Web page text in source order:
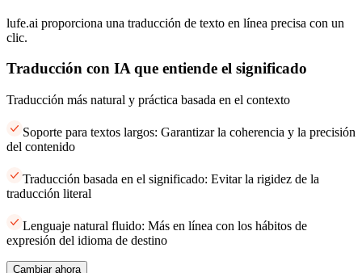
lufe.ai proporciona una traducción de texto en línea precisa con un
clic.
Traducción con IA que entiende el significado
Traducción más natural y práctica basada en el contexto
Soporte para textos largos: Garantizar la coherencia y la precisión
del contenido
Traducción basada en el significado: Evitar la rigidez de la
traducción literal
Lenguaje natural fluido: Más en línea con los hábitos de
expresión del idioma de destino
Cambiar ahora